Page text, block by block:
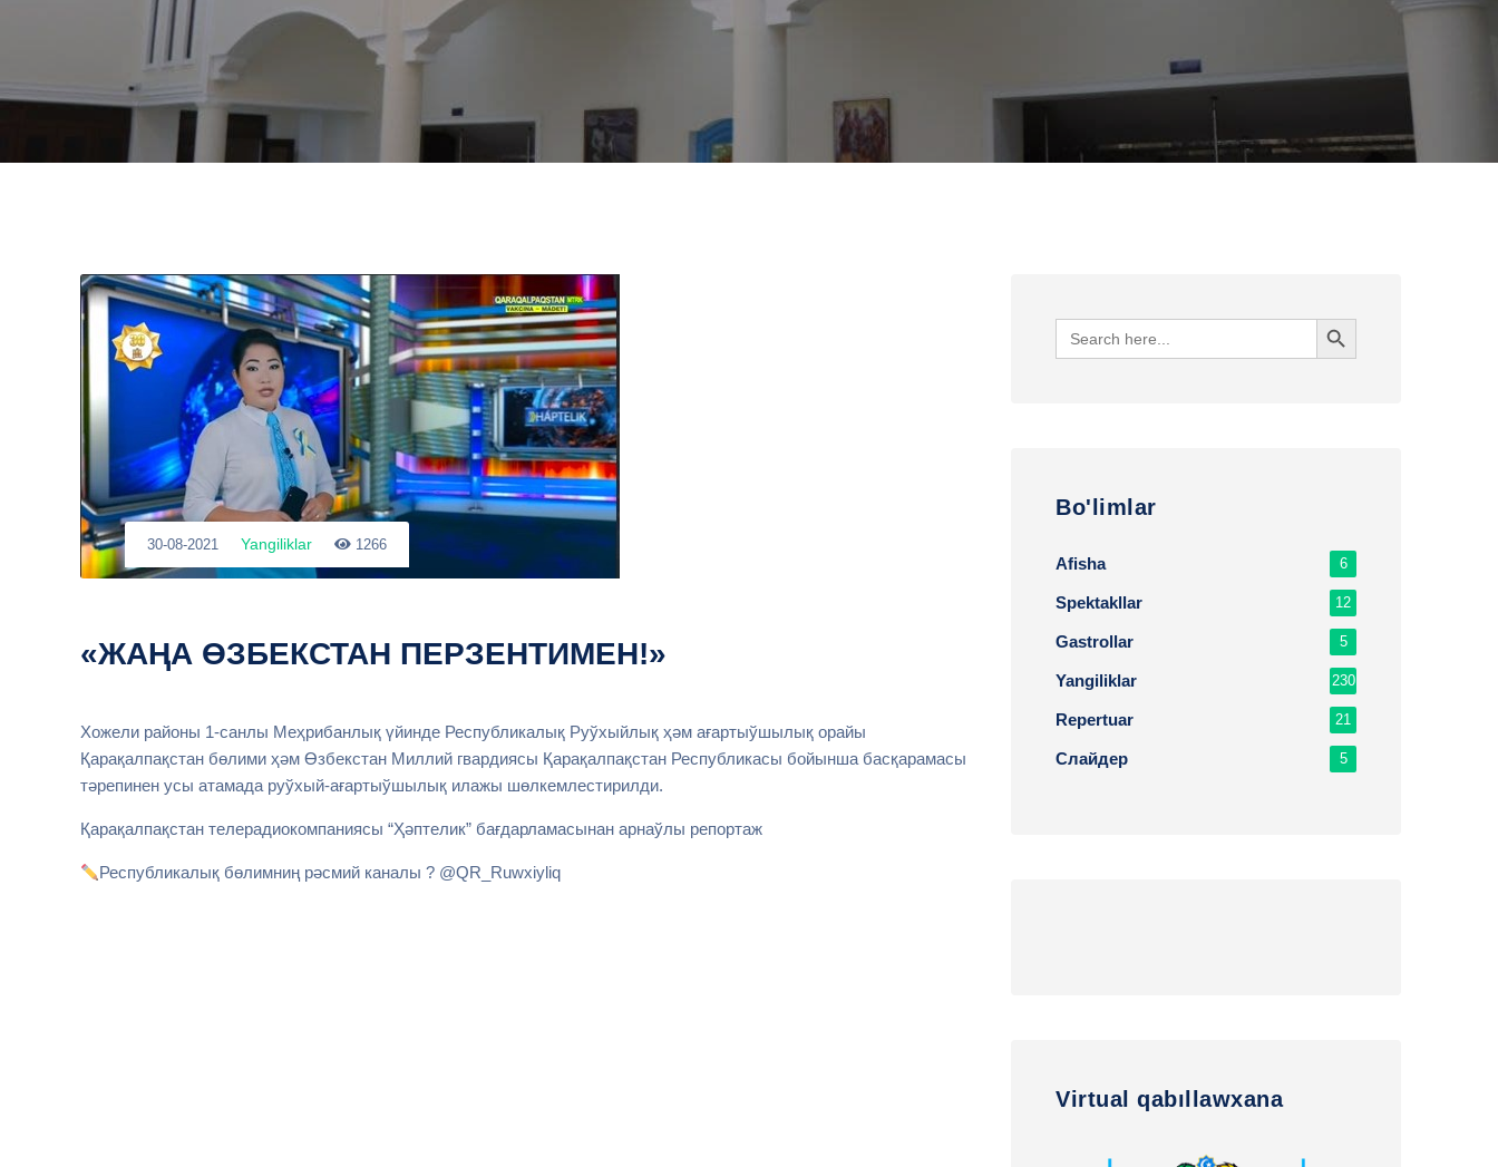
30-08-2021 Yangiliklar 1266
«ЖАҢА ƟЗБЕКСТАН ПЕРЗЕНТИМЕН!»
Хожели районы 1-санлы Меҳрибанлық үйинде Республикалық Руўхыйлық ҳәм ағартыўшылық орайы
Қарақалпақстан бɵлими ҳәм Ɵзбекстан Миллий гвардиясы Қарақалпақстан Республикасы бойынша басқарамасы
тәрепинен усы атамада руўхый-ағартыўшылық илажы шɵлкемлестирилди.
Қарақалпақстан телерадиокомпаниясы “Ҳәптелик” бағдарламасынан арнаўлы репортаж
Республикалық бөлимниң рәсмий каналы ? @QR_Ruwxiyliq
Search
for:
Search Button
Bo'limlar
Afisha 6
Spektakllar 12
Gastrollar 5
Yangiliklar 230
Repertuar 21
Слайдер 5
Virtual qabıllawxana